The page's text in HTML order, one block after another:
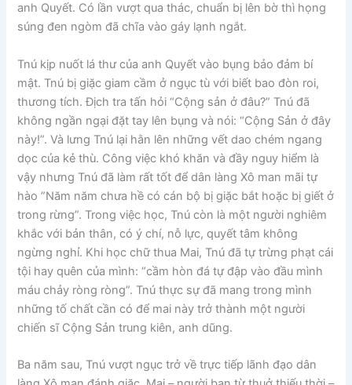
anh Quyết. Có lần vượt qua thác, chuẩn bị lên bờ thì họng
súng đen ngòm đã chĩa vào gáy lạnh ngắt.
Tnú kịp nuốt lá thư của anh Quyết vào bụng bảo đảm bí
mật. Tnú bị giặc giam cầm ở ngục tù với biết bao đòn roi,
thương tích. Địch tra tấn hỏi “Cộng sản ở đâu?” Tnú đã
không ngần ngại đặt tay lên bụng và nói: “Cộng Sản ở đây
này!”. Và lưng Tnú lại hằn lên những vết dao chém ngang
dọc của kẻ thù. Công việc khó khăn và đầy nguy hiểm là
vậy nhưng Tnú đã làm rất tốt để dân làng Xô man mãi tự
hào ”Năm năm chưa hề có cán bộ bị giặc bắt hoặc bị giết ở
trong rừng”. Trong việc học, Tnú còn là một người nghiêm
khắc với bản thân, có ý chí, nỗ lực, quyết tâm không
ngừng nghỉ. Khi học chữ thua Mai, Tnú đã tự trừng phạt cái
tội hay quên của mình: “cầm hòn đá tự đập vào đầu mình
máu chảy ròng ròng”. Tnú thực sự đã mang trong mình
những tố chất cần có để mai này trở thành một người
chiến sĩ Cộng Sản trung kiên, anh dũng.
Ba năm sau, Tnú vượt ngục trở về trực tiếp lãnh đạo dân